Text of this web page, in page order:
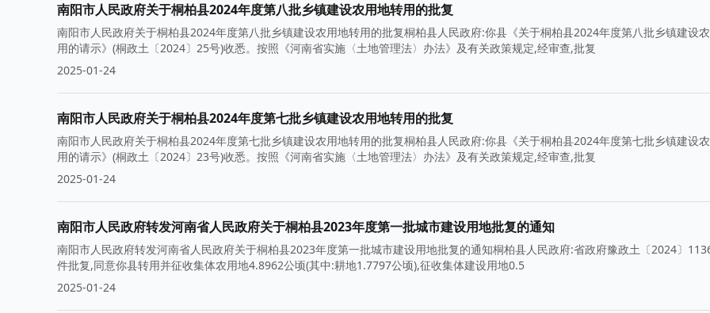
南阳市人民政府关于桐柏县2024年度第八批乡镇建设农用地转用的批复
南阳市人民政府关于桐柏县2024年度第八批乡镇建设农用地转用的批复桐柏县人民政府:你县《关于桐柏县2024年度第八批乡镇建设
用的请示》(桐政土〔2024〕25号)收悉。按照《河南省实施〈土地管理法〉办法》及有关政策规定,经审查,批复
2025-01-24
南阳市人民政府关于桐柏县2024年度第七批乡镇建设农用地转用的批复
南阳市人民政府关于桐柏县2024年度第七批乡镇建设农用地转用的批复桐柏县人民政府:你县《关于桐柏县2024年度第七批乡镇建设
用的请示》(桐政土〔2024〕23号)收悉。按照《河南省实施〈土地管理法〉办法》及有关政策规定,经审查,批复
2025-01-24
南阳市人民政府转发河南省人民政府关于桐柏县2023年度第一批城市建设用地批复的通知
南阳市人民政府转发河南省人民政府关于桐柏县2023年度第一批城市建设用地批复的通知桐柏县人民政府:省政府豫政土〔2024〕
件批复,同意你县转用并征收集体农用地4.8962公顷(其中:耕地1.7797公顷),征收集体建设用地0.5
2025-01-24